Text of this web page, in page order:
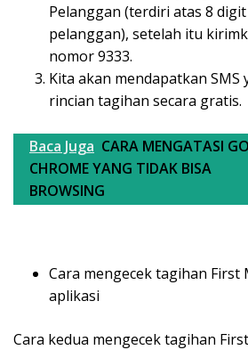
Pelanggan (terdiri atas 8
pelanggan), setelah itu
nomor 9333.
Kita akan mendapatkan SMS
rincian tagihan secara gratis.
Baca Juga CARA MENGATASI
CHROME YANG TIDAK BISA
BROWSING
Cara mengecek tagihan First
aplikasi
Cara kedua mengecek tagihan